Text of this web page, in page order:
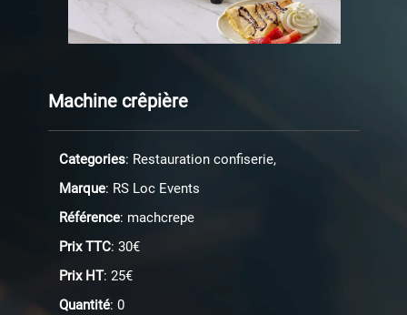
Machine crêpière
Categories: Restauration confiserie,
Marque: RS Loc Events
Référence: machcrepe
Prix TTC: 30€
Prix HT: 25€
Quantité: 0